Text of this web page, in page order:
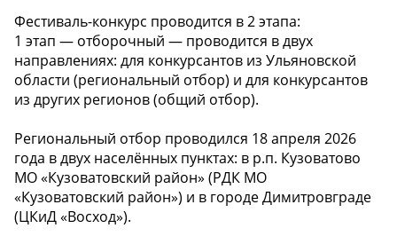
Фестиваль-конкурс проводится в 2 этапа:
1 этап — отборочный — проводится в двух
направлениях: для конкурсантов из Ульяновской
области (региональный отбор) и для конкурсантов
из других регионов (общий отбор).
Региональный отбор проводился 18 апреля 2026
года в двух населённых пунктах: в р.п. Кузоватово
МО «Кузоватовский район» (РДК МО
«Кузоватовский район») и в городе Димитровграде
(ЦКиД «Восход»).